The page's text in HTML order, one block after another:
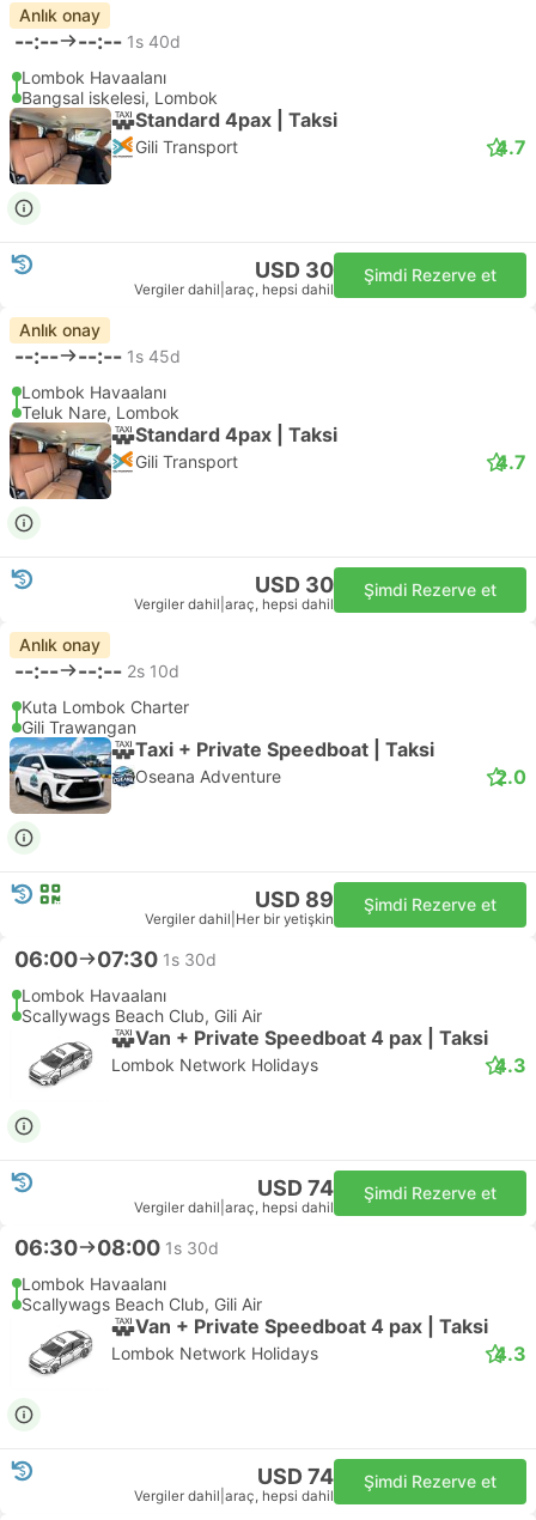
Anlık onay
--:-- --:-- 1s 40d
Lombok Havaalanı
Bangsal iskelesi, Lombok
Standard 4pax | Taksi
Gili Transport 4.7
USD 30
Vergiler dahil araç, hepsi dahil
Şimdi Rezerve et
Anlık onay
--:-- --:-- 1s 45d
Lombok Havaalanı
Teluk Nare, Lombok
Standard 4pax | Taksi
Gili Transport 4.7
USD 30
Vergiler dahil araç, hepsi dahil
Şimdi Rezerve et
Anlık onay
--:-- --:-- 2s 10d
Kuta Lombok Charter
Gili Trawangan
Taxi + Private Speedboat | Taksi
Oseana Adventure 2.0
USD 89
Vergiler dahil Her bir yetişkin
Şimdi Rezerve et
06:00 07:30 1s 30d
Lombok Havaalanı
Scallywags Beach Club, Gili Air
Van + Private Speedboat 4 pax | Taksi
Lombok Network Holidays 4.3
USD 74
Vergiler dahil araç, hepsi dahil
Şimdi Rezerve et
06:30 08:00 1s 30d
Lombok Havaalanı
Scallywags Beach Club, Gili Air
Van + Private Speedboat 4 pax | Taksi
Lombok Network Holidays 4.3
USD 74
Vergiler dahil araç, hepsi dahil
Şimdi Rezerve et